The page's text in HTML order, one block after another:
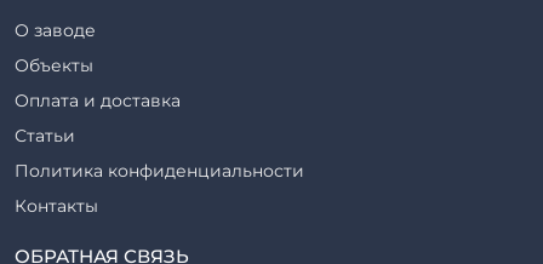
Фермы железобетонные
Фундаментные блоки
Фундаменты железобетонные
Шахты лифтов железобетонные
Шпалы железобетонные
Элементы благоустройства
Серия
ТП
ТПР
Шифр
Рабочие чертежи
ВСН
ТУ
О заводе
Объекты
Оплата и доставка
Статьи
Политика конфиденциальности
Контакты
ОБРАТНАЯ СВЯЗЬ